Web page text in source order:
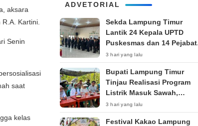
aksara
Kartini.
Senin
saat
kelas
ADVETORIAL
‎Sekda Lampung Timur
Lantik 24 Kepala UPTD
Puskesmas dan 14 Pejabat
Fungsional, Dorong Inovasi
dan Pelayanan Prima
3 hari yang lalu
Bupati Lampung Timur
Tinjau Realisasi Program
Listrik Masuk Sawah,
Siapkan Subsidi KWH untuk
Petani
3 hari yang lalu
‎Festival Kakao Lampung